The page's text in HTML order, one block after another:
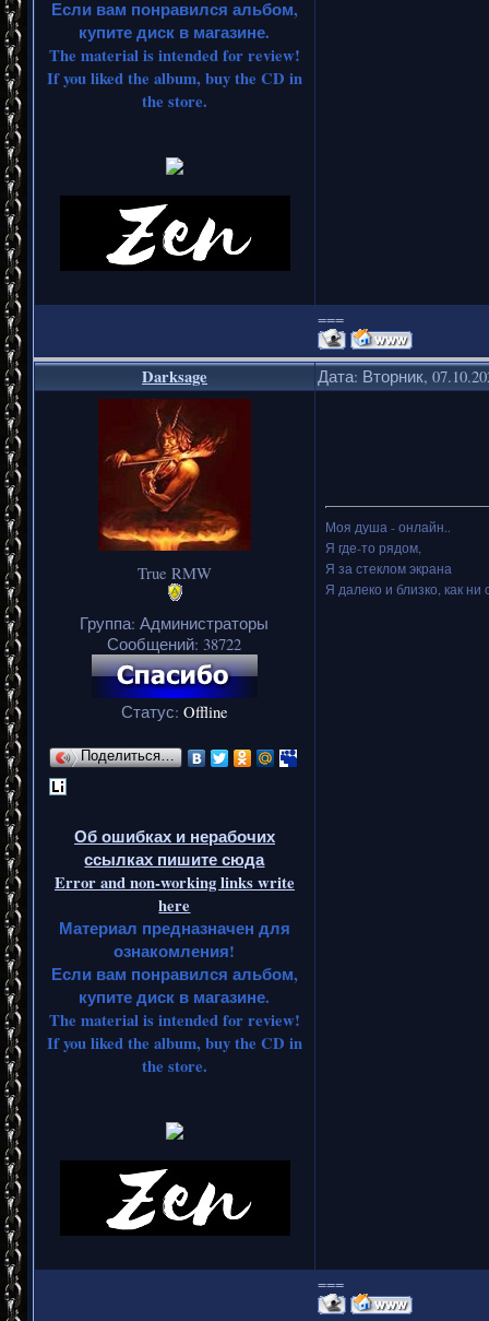
Если вам понравился альбом,
купите диск в магазине.
The material is intended for review!
If you liked the album, buy the CD in
the store.
===
Darksage Дата: Вторник,
True RMW
Группа: Администраторы
Сообщений: 38722
Статус: Offline
Поделиться…
Об ошибках и нерабочих
ссылках пишите сюда
Error and non-working links write
here
Материал предназначен для
ознакомления!
Если вам понравился альбом,
купите диск в магазине.
The material is intended for review!
If you liked the album, buy the CD in
the store.
Моя душа - онлайн..
Я где-то рядом,
Я за стеклом экрана
Я далеко и близко, как ни
===